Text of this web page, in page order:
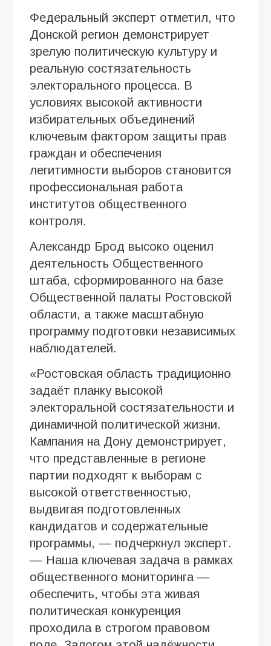
Федеральный эксперт отметил, что
Донской регион демонстрирует
зрелую политическую культуру и
реальную состязательность
электорального процесса. В
условиях высокой активности
избирательных объединений
ключевым фактором защиты прав
граждан и обеспечения
легитимности выборов становится
профессиональная работа
институтов общественного
контроля.
Александр Брод высоко оценил
деятельность Общественного
штаба, сформированного на базе
Общественной палаты Ростовской
области, а также масштабную
программу подготовки независимых
наблюдателей.
«Ростовская область традиционно
задаёт планку высокой
электоральной состязательности и
динамичной политической жизни.
Кампания на Дону демонстрирует,
что представленные в регионе
партии подходят к выборам с
высокой ответственностью,
выдвигая подготовленных
кандидатов и содержательные
программы, — подчеркнул эксперт.
— Наша ключевая задача в рамках
общественного мониторинга —
обеспечить, чтобы эта живая
политическая конкуренция
проходила в строгом правовом